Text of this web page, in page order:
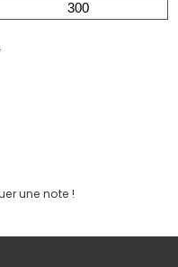
300
une note !